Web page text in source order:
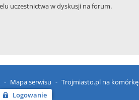
uczestnictwa w dyskusji na forum.
Mapa serwisu Trojmiasto.pl na komórkę
Logowanie